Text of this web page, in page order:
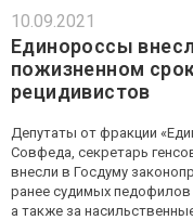
10.09.2021
Единороссы
пожизненном
рецидивистов
Депутаты от фракции
Совфеда, секретарь
внесли в Госдуму
ранее судимых педофилов
а также за